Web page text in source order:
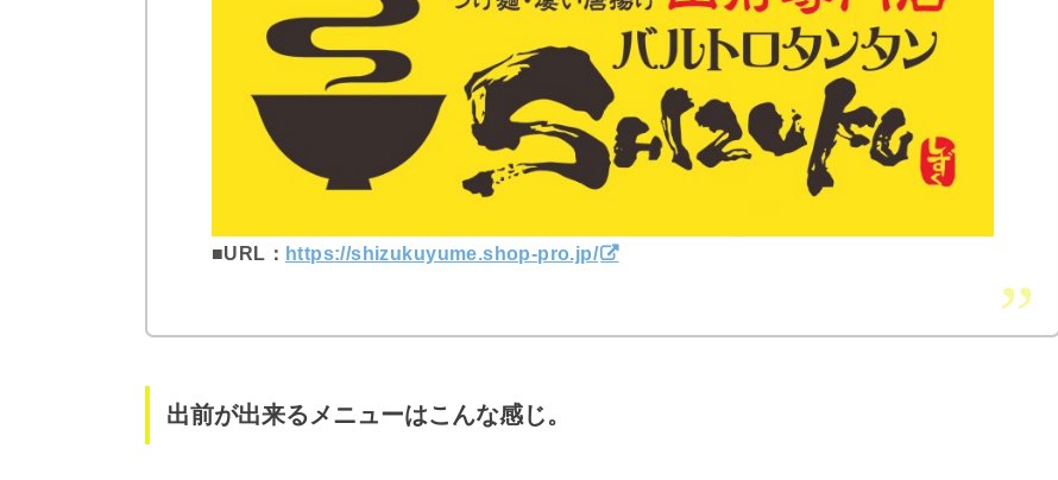
■URL： https://shizukuyume.shop-pro.jp/
出前が出来るメニューはこんな感じ。